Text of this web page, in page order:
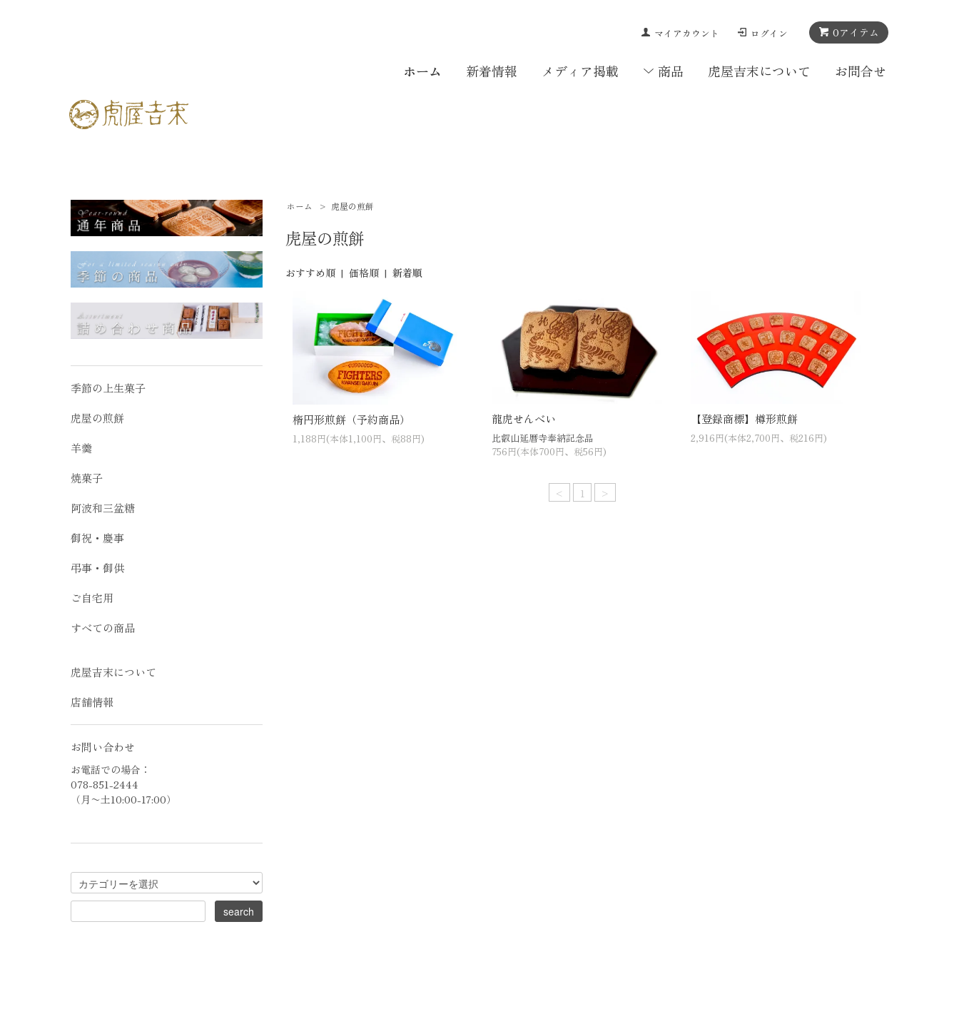
0アイテム
マイアカウント ログイン
ホーム 新着情報 メディア掲載 商品 虎屋吉末について お問合せ
ホーム > 虎屋の煎餅
虎屋の煎餅
おすすめ順| 価格順| 新着順
楕円形煎餅（予約商品）
1,188円(本体1,100円、税88円)
龍虎せんべい
比叡山延暦寺奉納記念品
756円(本体700円、税56円)
【登録商標】樽形煎餅
2,916円(本体2,700円、税216円)
< 1 >
季節の上生菓子
虎屋の煎餅
羊羹
焼菓子
阿波和三盆糖
御祝・慶事
弔事・御供
ご自宅用
すべての商品
虎屋吉末について
店舗情報
お問い合わせ
お電話での場合：
078-851-2444
（月〜土10:00-17:00）